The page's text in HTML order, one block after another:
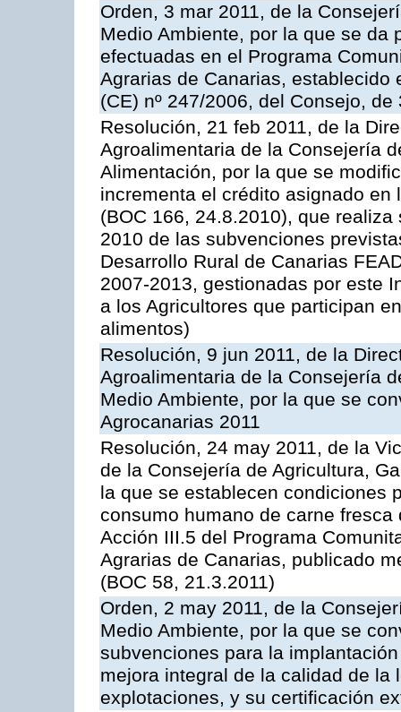
Orden, 3 mar 2011, de la
Medio Ambiente, por la que se da
efectuadas en el Programa
Agrarias de Canarias,
(CE) nº 247/2006, del Consejo,
Resolución, 21 feb 2011, de la
Agroalimentaria de la Consejería
Alimentación, por la que se
incrementa el crédito asignado
(BOC 166, 24.8.2010), que
2010 de las subvenciones
Desarrollo Rural de Canarias
2007-2013, gestionadas por este
a los Agricultores que participan
alimentos)
Resolución, 9 jun 2011, de la
Agroalimentaria de la Consejería
Medio Ambiente, por la que se
Agrocanarias 2011
Resolución, 24 may 2011, de la
de la Consejería de Agricultura,
la que se establecen condiciones
consumo humano de carne
Acción III.5 del Programa
Agrarias de Canarias, publicado
(BOC 58, 21.3.2011)
Orden, 2 may 2011, de la
Medio Ambiente, por la que se
subvenciones para la
mejora integral de la calidad de
explotaciones, y su certificación